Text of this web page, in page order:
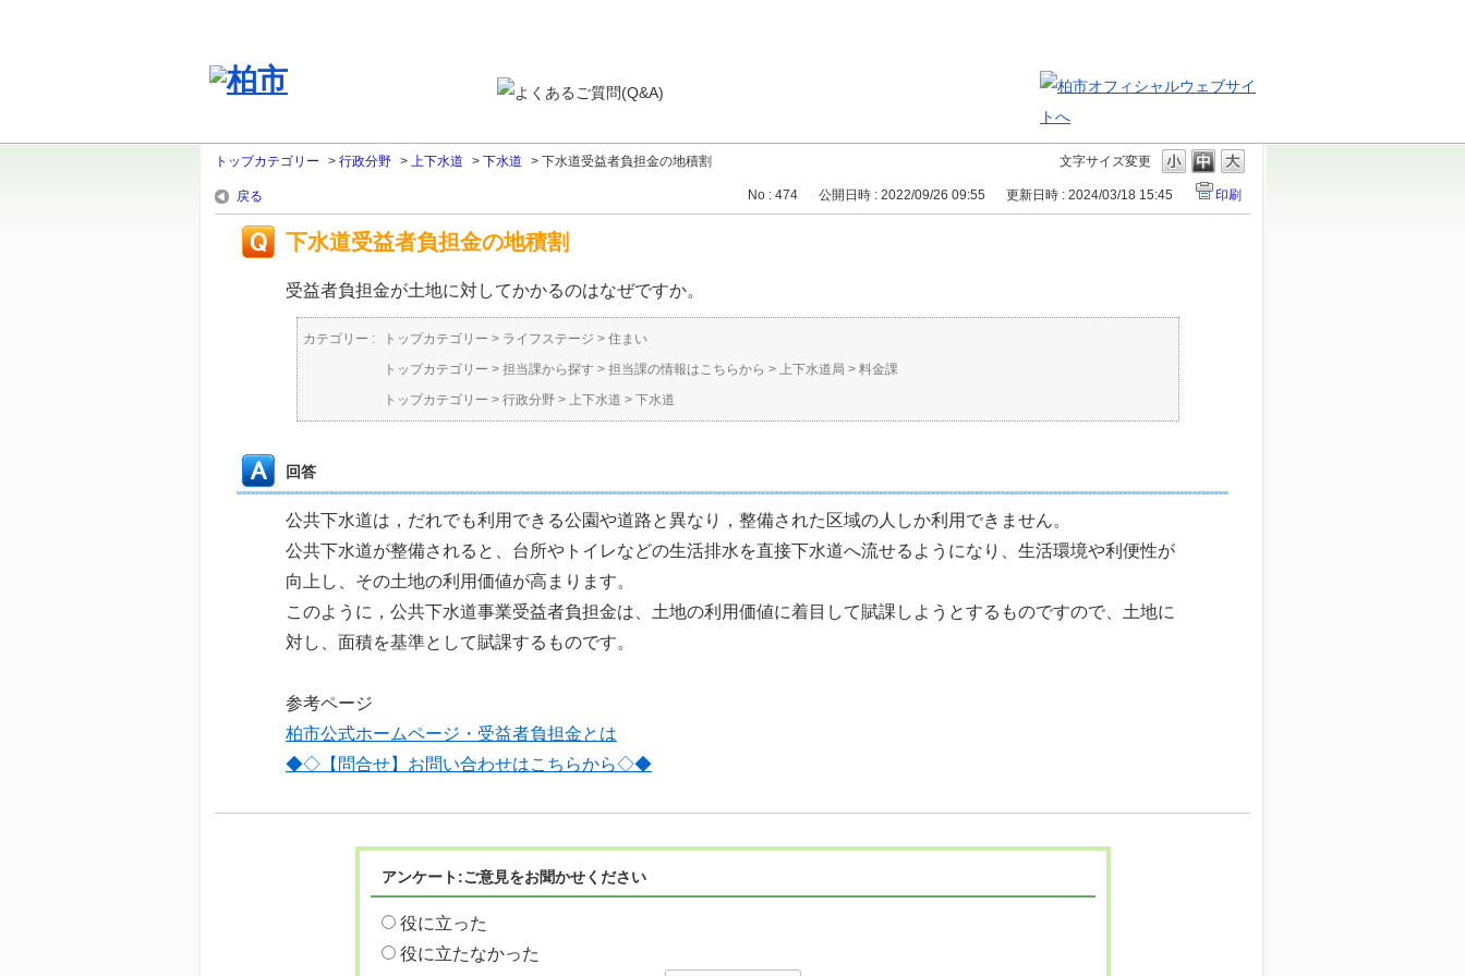
文字サイズ変更
トップカテゴリー > 行政分野 > 上下水道 > 下水道 > 下水道受益者負担金の地積割
戻る No : 474 公開日時 : 2022/09/26 09:55 更新日時 : 2024/03/18 15:45 印刷
下水道受益者負担金の地積割
受益者負担金が土地に対してかかるのはなぜですか。
カテゴリー : トップカテゴリー > ライフステージ > 住まい
トップカテゴリー > 担当課から探す > 担当課の情報はこちらから > 上下水道局 > 料金課
トップカテゴリー > 行政分野 > 上下水道 > 下水道
回答
公共下水道は，だれでも利用できる公園や道路と異なり，整備された区域の人しか利用できません。
公共下水道が整備されると、台所やトイレなどの生活排水を直接下水道へ流せるようになり、生活環境や利便性が
向上し、その土地の利用価値が高まります。
このように，公共下水道事業受益者負担金は、土地の利用価値に着目して賦課しようとするものですので、土地に
対し、面積を基準として賦課するものです。
参考ページ
柏市公式ホームページ・受益者負担金とは
◆◇【問合せ】お問い合わせはこちらから◇◆
アンケート:ご意見をお聞かせください
役に立った
役に立たなかった